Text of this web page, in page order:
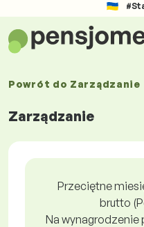
Powrót do Zarządzanie
Zarządzanie
Przeciętne
brutto
Na wynagrodzenie